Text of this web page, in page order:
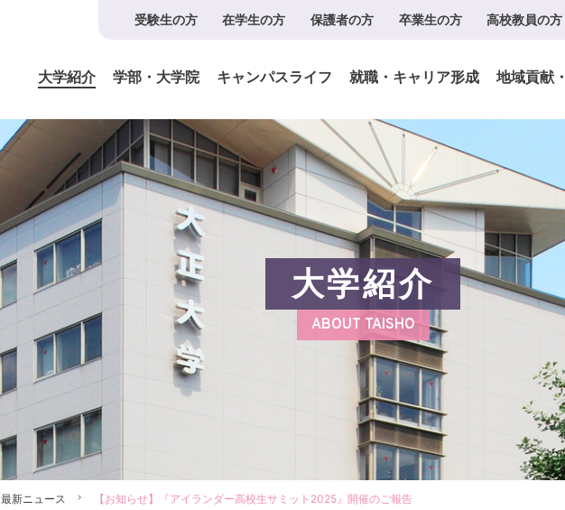
受験生の方 在学生の方 保護者の方 卒業生の方 高校教員の方
大学紹介 学部・大学院 キャンパスライフ 就職・キャリア形成 地域貢献
大学紹介
ABOUT TAISHO
最新ニュース 【お知らせ】『アイランダー高校生サミット2025』開催のご報告